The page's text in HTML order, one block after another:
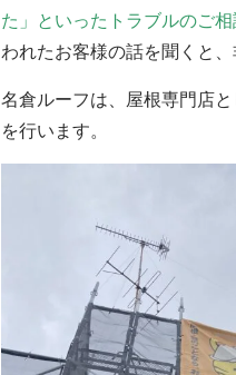
た」といったトラブルのご
われたお客様の話を聞くと、
名倉ルーフは、屋根専門店
を行います。